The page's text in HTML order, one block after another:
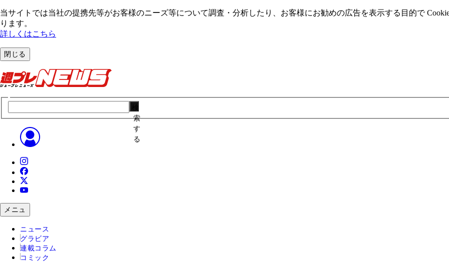
当サイトでは当社の提携先等がお客様のニーズ等について調査・分析したり、お客様にお勧めの広告を表⽰する⽬的で
ります。
詳しくはこちら
閉じる
索
す
る
メニュ
ニュース
グラビア
連載コラム
コミック